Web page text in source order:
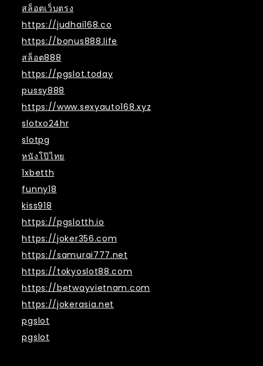
สล็อตเว็บตรง
https://judhai168.co
https://bonus888.life
สล็อต888
https://pgslot.today
pussy888
https://www.sexyauto168.xyz
slotxo24hr
slotpg
หนังโป๊ไทย
1xbetth
funny18
kiss918
https://pgslotth.io
https://joker356.com
https://samurai777.net
https://tokyoslot88.com
https://betwayvietnam.com
https://jokerasia.net
pgslot
pgslot